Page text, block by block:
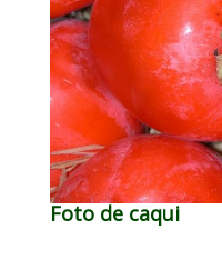
Foto de caqui